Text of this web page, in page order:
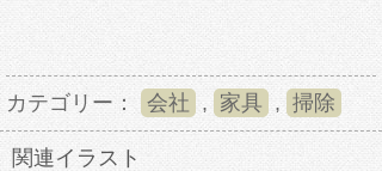
カテゴリー： 会社 , 家具 , 掃除
関連イラスト